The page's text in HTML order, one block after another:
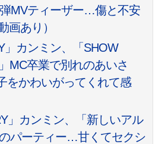
弾MVティーザー…傷と不安
画あり）
」カンミン、「SHOW
MC卒業で別れのあいさ
をかわいがってくれて感
」カンミン、「新しいアル
パーティー…甘くてセクシ